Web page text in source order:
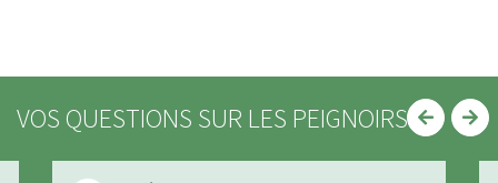
VOS QUESTIONS SUR LES PEIGNOIRS